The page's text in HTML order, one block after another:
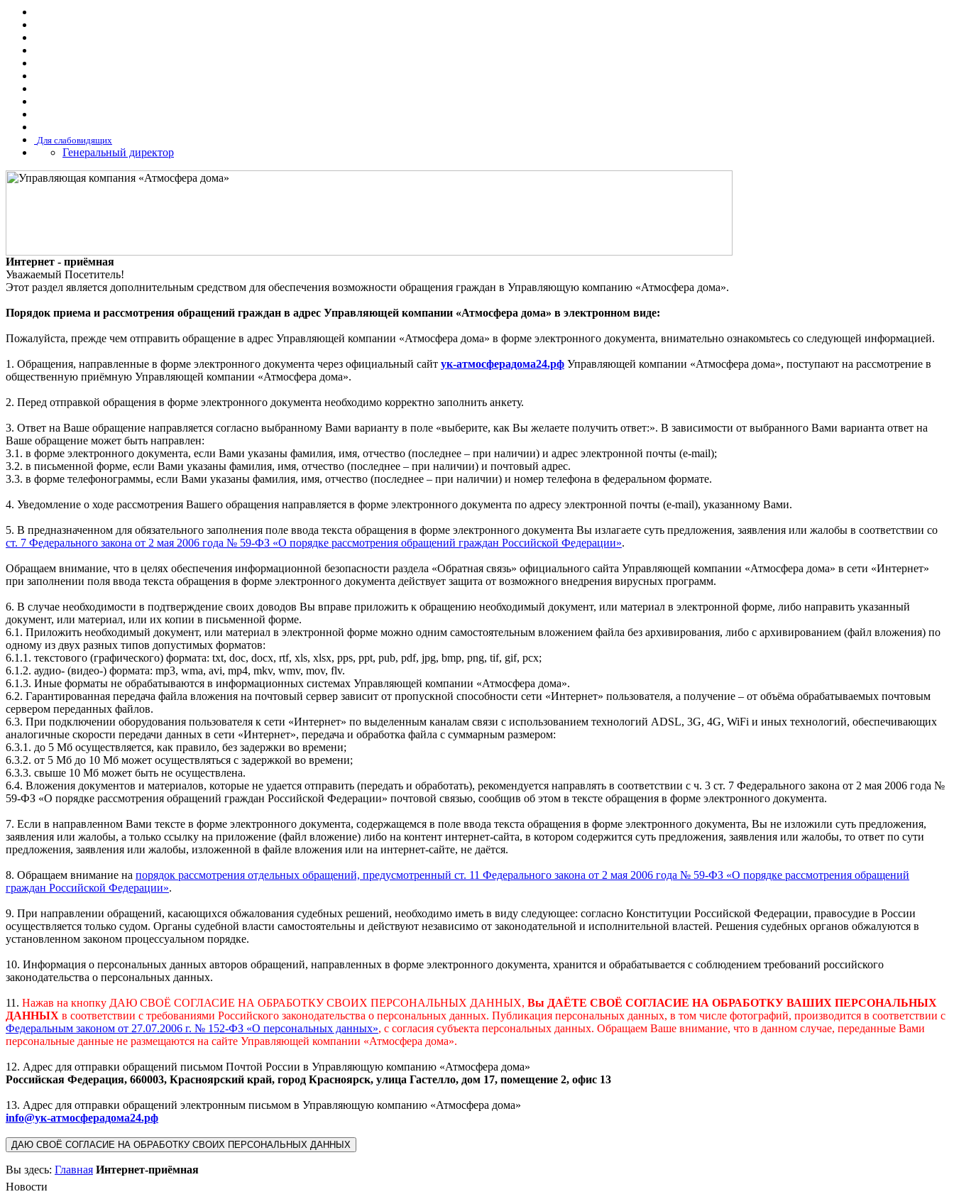
Для слабовидящих
Генеральный директор
Интернет - приёмная
Уважаемый Посетитель!
Этот раздел является дополнительным средством для обеспечения возможности обращения граждан в Управляющую компанию «Атмосфера дома».
Порядок приема и рассмотрения обращений граждан в адрес Управляющей компании «Атмосфера дома» в электронном виде:
Пожалуйста, прежде чем отправить обращение в адрес Управляющей компании «Атмосфера дома» в форме электронного документа, внимательно ознакомьтесь со следующей информацией.
1. Обращения, направленные в форме электронного документа через официальный сайт ук-атмосферадома24.рф Управляющей компании «Атмосфера дома», поступают на рассмотрение в
общественную приёмную Управляющей компании «Атмосфера дома».
2. Перед отправкой обращения в форме электронного документа необходимо корректно заполнить анкету.
3. Ответ на Ваше обращение направляется согласно выбранному Вами варианту в поле «выберите, как Вы желаете получить ответ:». В зависимости от выбранного Вами варианта ответ на
Ваше обращение может быть направлен:
3.1. в форме электронного документа, если Вами указаны фамилия, имя, отчество (последнее – при наличии) и адрес электронной почты (e-mail);
3.2. в письменной форме, если Вами указаны фамилия, имя, отчество (последнее – при наличии) и почтовый адрес.
3.3. в форме телефонограммы, если Вами указаны фамилия, имя, отчество (последнее – при наличии) и номер телефона в федеральном формате.
4. Уведомление о ходе рассмотрения Вашего обращения направляется в форме электронного документа по адресу электронной почты (e-mail), указанному Вами.
5. В предназначенном для обязательного заполнения поле ввода текста обращения в форме электронного документа Вы излагаете суть предложения, заявления или жалобы в соответствии со
ст. 7 Федерального закона от 2 мая 2006 года № 59-ФЗ «О порядке рассмотрения обращений граждан Российской Федерации».
Обращаем внимание, что в целях обеспечения информационной безопасности раздела «Обратная связь» официального сайта Управляющей компании «Атмосфера дома» в сети «Интернет»
при заполнении поля ввода текста обращения в форме электронного документа действует защита от возможного внедрения вирусных программ.
6. В случае необходимости в подтверждение своих доводов Вы вправе приложить к обращению необходимый документ, или материал в электронной форме, либо направить указанный
документ, или материал, или их копии в письменной форме.
6.1. Приложить необходимый документ, или материал в электронной форме можно одним самостоятельным вложением файла без архивирования, либо с архивированием (файл вложения) по
одному из двух разных типов допустимых форматов:
6.1.1. текстового (графического) формата: txt, doc, docx, rtf, xls, xlsx, pps, ppt, pub, pdf, jpg, bmp, png, tif, gif, pcx;
6.1.2. аудио- (видео-) формата: mp3, wma, avi, mp4, mkv, wmv, mov, flv.
6.1.3. Иные форматы не обрабатываются в информационных системах Управляющей компании «Атмосфера дома».
6.2. Гарантированная передача файла вложения на почтовый сервер зависит от пропускной способности сети «Интернет» пользователя, а получение – от объёма обрабатываемых почтовым
сервером переданных файлов.
6.3. При подключении оборудования пользователя к сети «Интернет» по выделенным каналам связи с использованием технологий ADSL, 3G, 4G, WiFi и иных технологий, обеспечивающих
аналогичные скорости передачи данных в сети «Интернет», передача и обработка файла с суммарным размером:
6.3.1. до 5 Мб осуществляется, как правило, без задержки во времени;
6.3.2. от 5 Мб до 10 Мб может осуществляться с задержкой во времени;
6.3.3. свыше 10 Мб может быть не осуществлена.
6.4. Вложения документов и материалов, которые не удается отправить (передать и обработать), рекомендуется направлять в соответствии с ч. 3 ст. 7 Федерального закона от 2 мая 2006 года №
59-ФЗ «О порядке рассмотрения обращений граждан Российской Федерации» почтовой связью, сообщив об этом в тексте обращения в форме электронного документа.
7. Если в направленном Вами тексте в форме электронного документа, содержащемся в поле ввода текста обращения в форме электронного документа, Вы не изложили суть предложения,
заявления или жалобы, а только ссылку на приложение (файл вложение) либо на контент интернет-сайта, в котором содержится суть предложения, заявления или жалобы, то ответ по сути
предложения, заявления или жалобы, изложенной в файле вложения или на интернет-сайте, не даётся.
8. Обращаем внимание на порядок рассмотрения отдельных обращений, предусмотренный ст. 11 Федерального закона от 2 мая 2006 года № 59-ФЗ «О порядке рассмотрения обращений
граждан Российской Федерации».
9. При направлении обращений, касающихся обжалования судебных решений, необходимо иметь в виду следующее: согласно Конституции Российской Федерации, правосудие в России
осуществляется только судом. Органы судебной власти самостоятельны и действуют независимо от законодательной и исполнительной властей. Решения судебных органов обжалуются в
установленном законом процессуальном порядке.
10. Информация о персональных данных авторов обращений, направленных в форме электронного документа, хранится и обрабатывается с соблюдением требований российского
законодательства о персональных данных.
11. Нажав на кнопку ДАЮ СВОЁ СОГЛАСИЕ НА ОБРАБОТКУ СВОИХ ПЕРСОНАЛЬНЫХ ДАННЫХ, Вы ДАЁТЕ СВОЁ СОГЛАСИЕ НА ОБРАБОТКУ ВАШИХ ПЕРСОНАЛЬНЫХ
ДАННЫХ в соответствии с требованиями Российского законодательства о персональных данных. Публикация персональных данных, в том числе фотографий, производится в соответствии с
Федеральным законом от 27.07.2006 г. № 152-ФЗ «О персональных данных», с согласия субъекта персональных данных. Обращаем Ваше внимание, что в данном случае, переданные Вами
персональные данные не размещаются на сайте Управляющей компании «Атмосфера дома».
12. Адрес для отправки обращений письмом Почтой России в Управляющую компанию «Атмосфера дома»
Российская Федерация, 660003, Красноярский край, город Красноярск, улица Гастелло, дом 17, помещение 2, офис 13
13. Адрес для отправки обращений электронным письмом в Управляющую компанию «Атмосфера дома»
info@ук-атмосферадома24.рф
ДАЮ СВОЁ СОГЛАСИЕ НА ОБРАБОТКУ СВОИХ ПЕРСОНАЛЬНЫХ ДАННЫХ
Вы здесь: Главная Интернет-приёмная
Новости